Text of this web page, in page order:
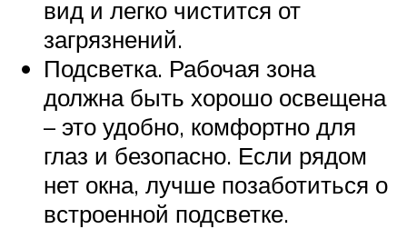
вид и легко чистится от
загрязнений.
Подсветка. Рабочая зона
должна быть хорошо освещена
– это удобно, комфортно для
глаз и безопасно. Если рядом
нет окна, лучше позаботиться о
встроенной подсветке.